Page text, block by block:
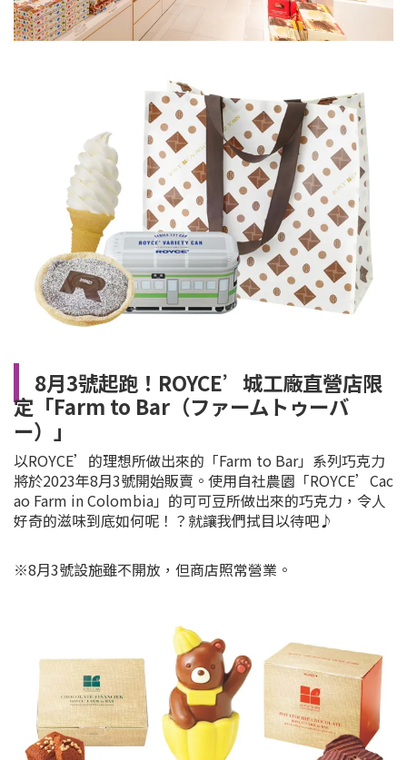
8月3號起跑！ROYCE’城工廠直營店限
定「Farm to Bar（ファームトゥーバ
ー）」
以ROYCE’的理想所做出來的「Farm to Bar」系列巧克力
將於2023年8月3號開始販賣。使用自社農園「ROYCE’Cac
ao Farm in Colombia」的可可豆所做出來的巧克力，令人
好奇的滋味到底如何呢！？就讓我們拭目以待吧♪
※8月3號設施雖不開放，但商店照常營業。